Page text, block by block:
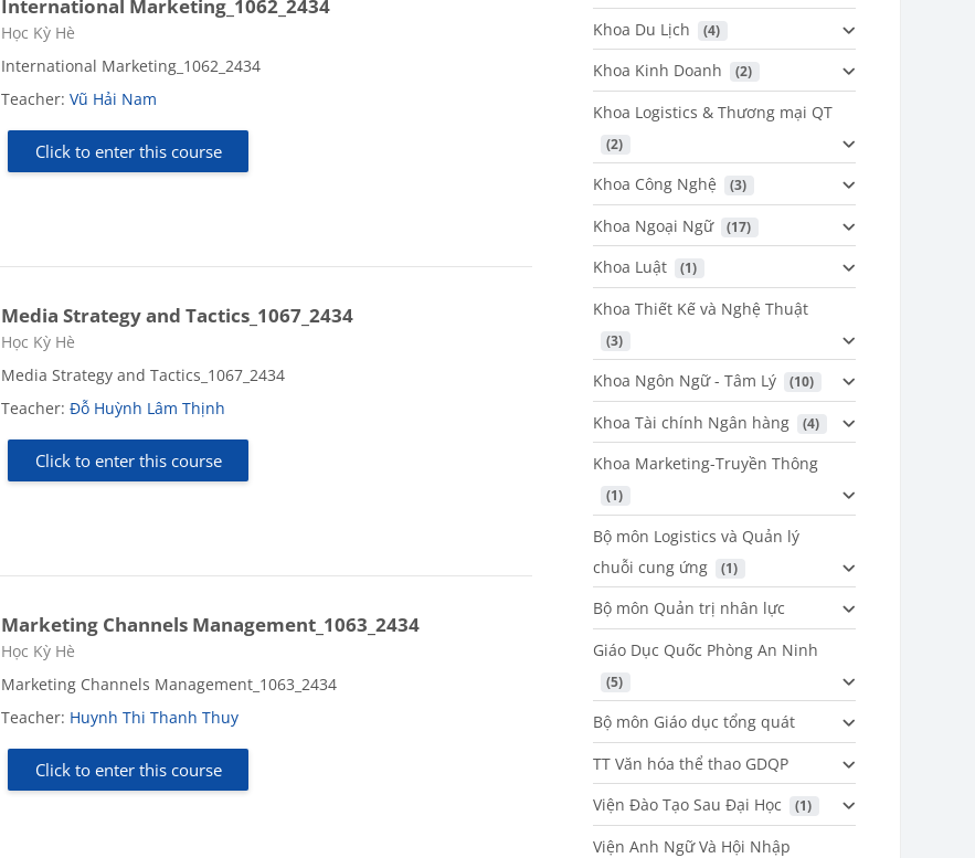
International Marketing_1062_2434
Course category
Học Kỳ Hè
International Marketing_1062_2434
Teacher:Vũ Hải Nam
Click to enter this course
Media Strategy and Tactics_1067_2434
Course category
Học Kỳ Hè
Media Strategy and Tactics_1067_2434
Teacher:Đỗ Huỳnh Lâm Thịnh
Click to enter this course
Marketing Channels Management_1063_2434
Course category
Học Kỳ Hè
Marketing Channels Management_1063_2434
Teacher: Huynh Thi Thanh Thuy
Click to enter this course
Khoa Du Lịch (4)
Khoa Kinh Doanh (2)
Khoa Logistics & Thương mại QT
(2)
Khoa Công Nghệ (3)
Khoa Ngoại Ngữ (17)
Khoa Luật (1)
Khoa Thiết Kế và Nghệ Thuật
(3)
Khoa Ngôn Ngữ - Tâm Lý (10)
Khoa Tài chính Ngân hàng (4)
Khoa Marketing-Truyền Thông
(1)
Bộ môn Logistics và Quản lý
chuỗi cung ứng
(1)
Bộ môn Quản trị nhân lực
Giáo Dục Quốc Phòng An Ninh
(5)
Bộ môn Giáo dục tổng quát
TT Văn hóa thể thao GDQP
Viện Đào Tạo Sau Đại Học
(1)
Viện Anh Ngữ Và Hội Nhập